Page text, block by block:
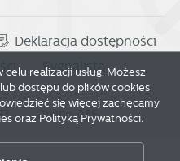
Deklaracja dostępności
Sygnalista
Online: 286
realizacji usług. Możesz
dostępu do plików cookies
się więcej zachęcamy
oraz Polityką Prywatności.